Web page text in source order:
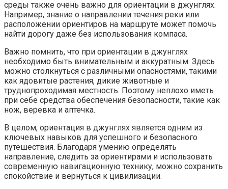
среды также очень важно для ориентации в джунглях.
Например, знание о направлении течения реки или
расположении ориентиров на маршруте может помочь
найти дорогу даже без использования компаса.
Важно помнить, что при ориентации в джунглях
необходимо быть внимательным и аккуратным. Здесь
можно столкнуться с различными опасностями, такими
как ядовитые растения, дикие животные и
труднопроходимая местность. Поэтому неплохо иметь
при себе средства обеспечения безопасности, такие как
нож, веревка и аптечка.
В целом, ориентация в джунглях является одним из
ключевых навыков для успешного и безопасного
путешествия. Благодаря умению определять
направление, следить за ориентирами и использовать
современную навигационную технику, можно сохранить
спокойствие и вернуться к цивилизации.